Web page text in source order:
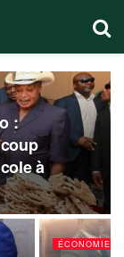
:
à
ÉCONOMIE